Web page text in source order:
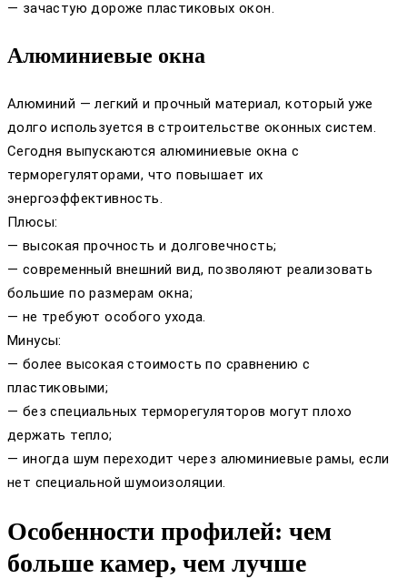
— зачастую дороже пластиковых окон.
Алюминиевые окна
Алюминий — легкий и прочный материал, который уже
долго используется в строительстве оконных систем.
Сегодня выпускаются алюминиевые окна с
терморегуляторами, что повышает их
энергоэффективность.
Плюсы:
— высокая прочность и долговечность;
— современный внешний вид, позволяют реализовать
большие по размерам окна;
— не требуют особого ухода.
Минусы:
— более высокая стоимость по сравнению с
пластиковыми;
— без специальных терморегуляторов могут плохо
держать тепло;
— иногда шум переходит через алюминиевые рамы, если
нет специальной шумоизоляции.
Особенности профилей: чем
больше камер, чем лучше